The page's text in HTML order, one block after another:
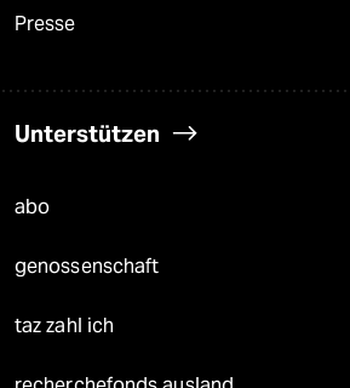
Presse
Unterstützen
abo
genossenschaft
taz zahl ich